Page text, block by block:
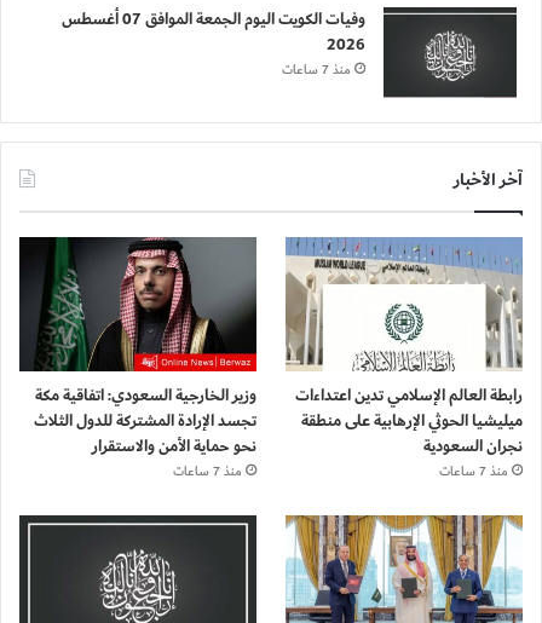
وفيات الكويت اليوم الجمعة الموافق 07 أغسطس
2026
منذ 7 ساعات
آخر الأخبار
رابطة العالم الإسلامي تدين اعتداءات
ميليشيا الحوثي الإرهابية على منطقة
نجران السعودية
منذ 7 ساعات
وزير الخارجية السعودي: اتفاقية مكة
تجسد الإرادة المشتركة للدول الثلاث
نحو حماية الأمن والاستقرار
منذ 7 ساعات